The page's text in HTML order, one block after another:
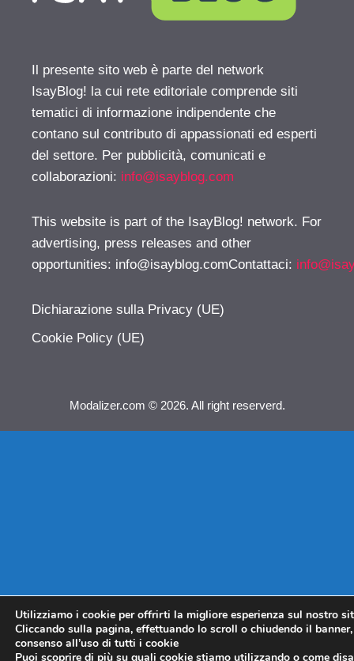
Il presente sito web è parte del network
IsayBlog! la cui rete editoriale comprende siti
tematici di informazione indipendente che
contano sul contributo di appassionati ed esperti
del settore. Per pubblicità, comunicati e
collaborazioni: info@isayblog.com
This website is part of the IsayBlog! network. For
advertising, press releases and other
opportunities: info@isayblog.comContattaci:
Dichiarazione sulla Privacy (UE)
Cookie Policy (UE)
Modalizer.com © 2026. All right reserverd.
Utilizziamo i cookie per offrirti la migliore esperienza sul nostro
Cliccando sulla pagina, effettuando lo scroll o chiudendo il
consenso all’uso di tutti i cookie
Puoi scoprire di più su quali cookie stiamo utilizzando o come